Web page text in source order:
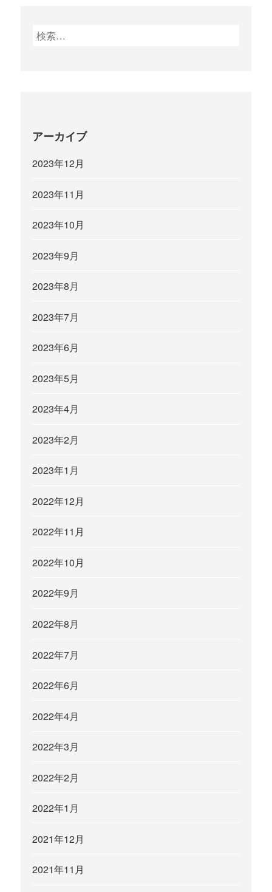
検
アーカイブ
2023年12月
2023年11月
2023年10月
2023年9月
2023年8月
2023年7月
2023年6月
2023年5月
2023年4月
2023年2月
2023年1月
2022年12月
2022年11月
2022年10月
2022年9月
2022年8月
2022年7月
2022年6月
2022年4月
2022年3月
2022年2月
2022年1月
2021年12月
2021年11月